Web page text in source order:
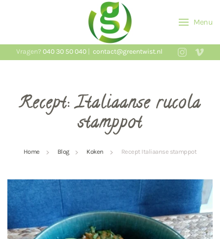
Skip to main content
Menu
Vragen?040 30 50 040| contact@greentwist.nl
Recept: Italiaanse rucola
stamppot
Home Blog Koken Recept Italiaanse stamppot